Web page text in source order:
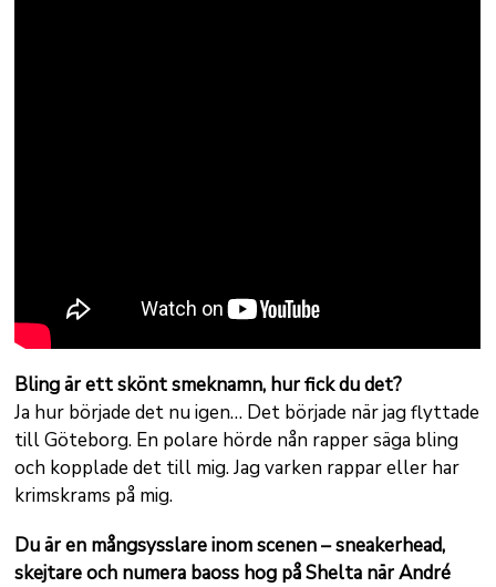
Bling är ett skönt smeknamn, hur fick du det?
Ja hur började det nu igen… Det började när jag flyttade
till Göteborg. En polare hörde nån rapper säga bling
och kopplade det till mig. Jag varken rappar eller har
krimskrams på mig.
Du är en mångsysslare inom scenen – sneakerhead,
skejtare och numera baoss hog på Shelta när André